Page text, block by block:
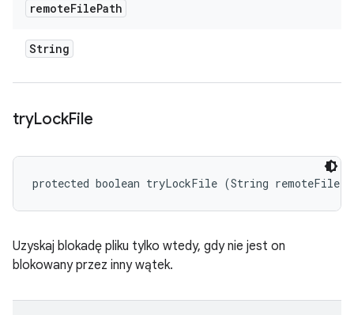
remoteFilePath
String
tryLockFile
protected boolean tryLockFile (String
Uzyskaj blokadę pliku tylko wtedy, gdy nie jest on
blokowany przez inny wątek.